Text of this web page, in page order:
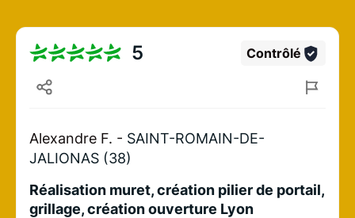
5 Contrôlé
Alexandre F. - SAINT-ROMAIN-DE-
JALIONAS (38)
Réalisation muret, création pilier de portail,
grillage, création ouverture Lyon